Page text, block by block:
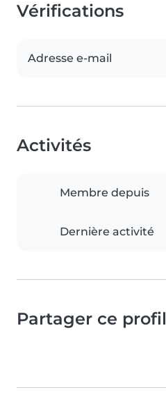
Vérifications
Adresse e-mail
Activités
Membre depuis
Dernière activité
Partager ce profil